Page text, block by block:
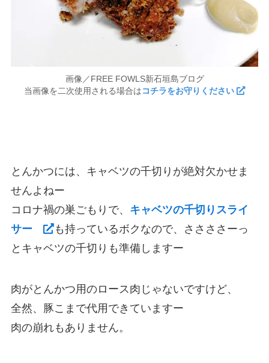
画像／FREE FOWLS新石垣島ブログ
当画像を二次使用される場合はコチラをお守りください
とんかつには、キャベツの千切りが絶対欠かせま
せんよねー
コロナ禍の巣ごもりで、 キャベツの千切りスライ
サー
も持っているボクなので、ささささーっ
とキャベツの千切りも準備しますー
肉がとんかつ用のロース肉じゃないですけど、
全然、豚こまで代用できていますー
肉の崩れもありません。